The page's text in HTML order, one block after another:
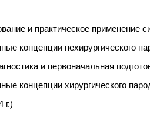
и практическое применение
концепции нехирургического
и первоначальная
концепции хирургического
г.)